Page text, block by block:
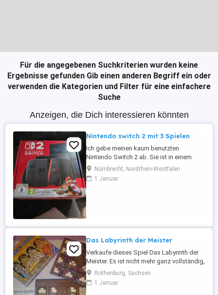
Für die angegebenen Suchkriterien wurden keine
Ergebnisse gefunden Gib einen anderen Begriff ein oder
verwenden die Kategorien und Filter für eine einfachere
Suche
Anzeigen, die Dich interessieren könnten
Nintendo switch 2 mit 3 Spielen
Ich gebe meinen kaum benutzten
Nintendo Switch 2 ab. Sie ist in einem
neuwertigem zustand. Das Spiel Mario
kart World ist nicht dabei da ich es
eingelöst habe ( Download code ).
Nümbrecht, Nordrhein-Westfalen
1 Januar
Das Labyrinth der Meister
Verkaufe dieses Spiel Das Labyrinth der
Meister. Es ist nicht mehr ganz vollständig,
ansonsten ist es in einem gebrauchten
aber guten Zustand. Versand gegen
Aufpreis möglich. Privatverkauf, keine
Rothenburg, Sachsen
1 Januar